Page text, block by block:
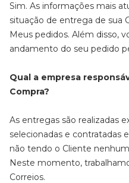
Sim. As informações mais
situação de entrega de sua
Meus pedidos. Além disso,
andamento do seu pedido
Qual a empresa
Compra?
As entregas são realizadas
selecionadas e contratadas
não tendo o Cliente
Neste momento,
Correios.